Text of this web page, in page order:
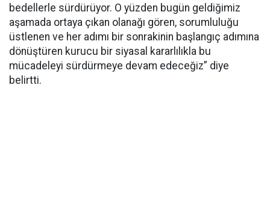
bedellerle sürdürüyor. O yüzden bugün geldiğimiz
aşamada ortaya çıkan olanağı gören, sorumluluğu
üstlenen ve her adımı bir sonrakinin başlangıç adımına
dönüştüren kurucu bir siyasal kararlılıkla bu
mücadeleyi sürdürmeye devam edeceğiz” diye
belirtti.